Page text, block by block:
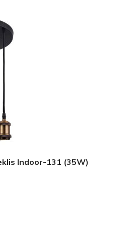
Indoor-131 (35W)